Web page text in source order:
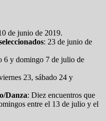
de junio de 2019.
: 23 de junio de
6 y domingo 7 de julio de
23, sábado 24 y
Danza: Diez encuentros que
entre el 13 de julio y el